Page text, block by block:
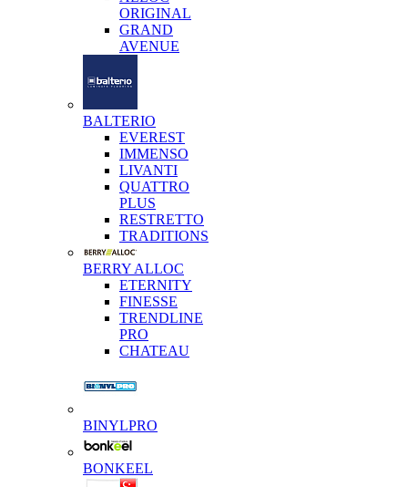
ORIGINAL
GRAND
AVENUE
BALTERIO
EVEREST
IMMENSO
LIVANTI
QUATTRO
PLUS
RESTRETTO
TRADITIONS
BERRY ALLOC
ETERNITY
FINESSE
TRENDLINE
PRO
CHATEAU
BINYLPRO
BONKEEL